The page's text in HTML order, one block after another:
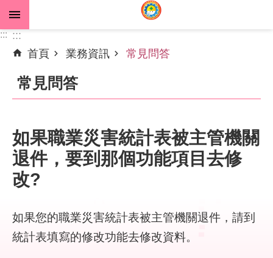
跳到主要內容區塊
進
搜
尋
公
告
資
機
關
::: :::
首頁
業務資訊 常見問答
常見問答
如果職業災害統計表被主管機關
退件，要到那個功能項目去修
改?
如果您的職業災害統計表被主管機關退件，請到
統計表填寫的修改功能去修改資料。